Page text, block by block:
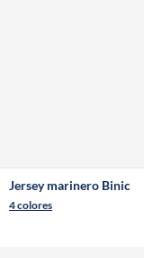
Jersey marinero Binic
4 colores